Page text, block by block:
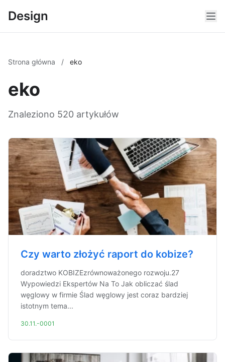
Design
Strona główna / eko
eko
Znaleziono 520 artykułów
Czy warto złożyć raport do kobize?
doradztwo KOBIZEzrównoważonego rozwoju.27
Wypowiedzi Ekspertów Na To Jak obliczać ślad
węglowy w firmie Ślad węglowy jest coraz bardziej
istotnym tema...
30.11.-0001